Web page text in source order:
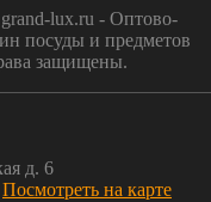
lux.ru - Оптово-
посуды и предметов
защищены.
д. 6
Посмотреть на карте